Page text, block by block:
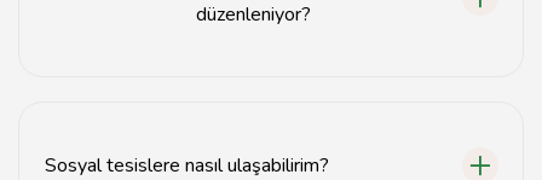
düzenleniyor?
Sosyal tesislere nasıl ulaşabilirim?